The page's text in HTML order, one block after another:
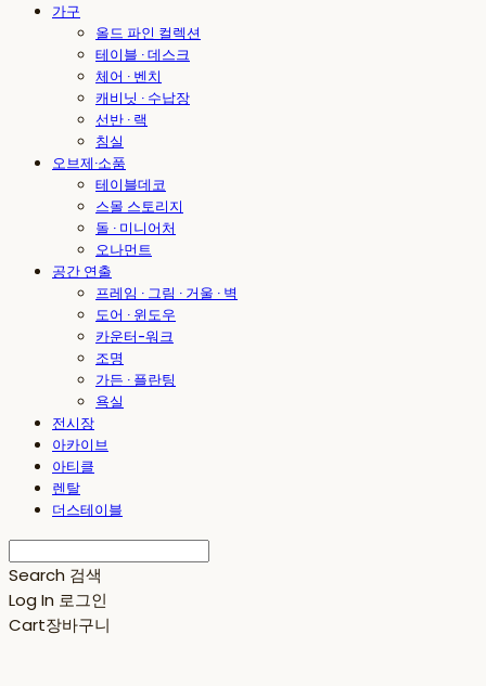
가구
올드 파인 컬렉션
테이블 · 데스크
체어 · 벤치
캐비닛 · 수납장
선반 · 랙
침실
오브제·소품
테이블데코
스몰 스토리지
돌 · 미니어처
오나먼트
공간 연출
프레임 · 그림 · 거울 · 벽
도어 · 윈도우
카운터-워크
조명
가든 · 플란팅
욕실
전시장
아카이브
아티클
렌탈
더스테이블
Search 검색
Log In 로그인
Cart장바구니